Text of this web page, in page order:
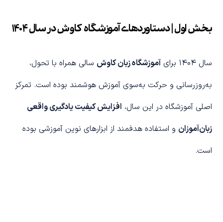
بخش اول | دستاوردهای آموزشگاه کاوش در سال ۱۴۰۴
سال ۱۴۰۴ برای آموزشگاه زبان کاوش سالی همراه با تحول،
به‌روزرسانی و حرکت به‌سوی آموزش هوشمند بوده است. تمرکز
اصلی آموزشگاه در این سال، افزایش کیفیت یادگیری واقعی
زبان‌آموزان و استفاده هدفمند از ابزارهای نوین آموزشی بوده
است.